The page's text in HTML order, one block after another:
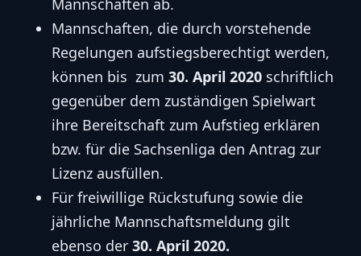
Mannschaften, die durch vorstehende
Regelungen aufstiegsberechtigt werden,
können bis zum 30. April 2020 schriftlich
gegenüber dem zuständigen Spielwart
ihre Bereitschaft zum Aufstieg erklären
bzw. für die Sachsenliga den Antrag zur
Lizenz ausfüllen.
Für freiwillige Rückstufung sowie die
jährliche Mannschaftsmeldung gilt
ebenso der 30. April 2020.